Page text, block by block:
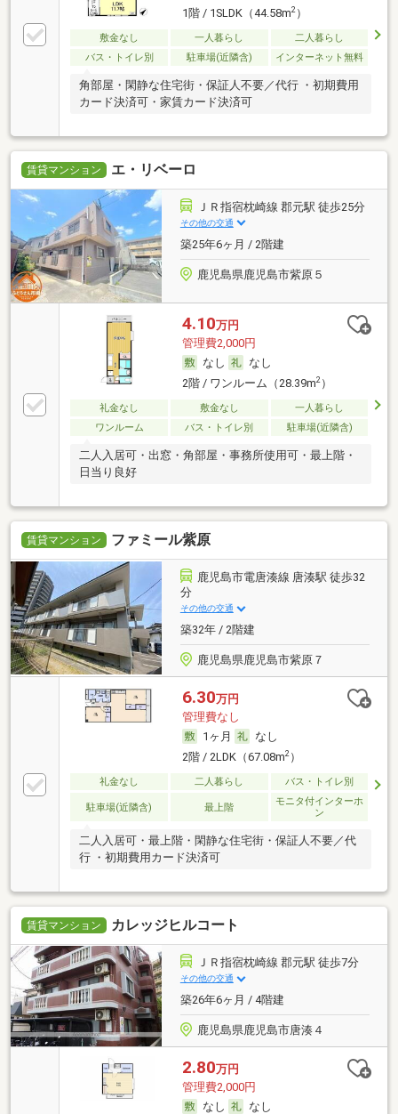
1階 / 1SLDK（44.58m2）
敷金なし 一人暮らし
二人暮らし
バス・トイレ別
駐車場(近隣含) インターネット無料
角部屋・閑静な住宅街・保証人不要／代行 ・初期費用
カード決済可・家賃カード決済可
賃貸マンション エ・リベーロ
ＪＲ指宿枕崎線 郡元駅 徒歩25分
その他の交通
築25年6ヶ月 / 2階建
鹿児島県鹿児島市紫原５
4.10万円
管理費2,000円
なし
なし
2階 / ワンルーム（28.39m2）
礼金なし 敷金なし
一人暮らし
ワンルーム
バス・トイレ別 駐車場(近隣含)
二人入居可・出窓・角部屋・事務所使用可・最上階・
日当り良好
賃貸マンション ファミール紫原
鹿児島市電唐湊線 唐湊駅 徒歩32
分
その他の交通
築32年 / 2階建
鹿児島県鹿児島市紫原７
6.30万円
管理費なし
1ヶ月
なし
2階 / 2LDK（67.08m2）
礼金なし 二人暮らし バス・トイレ別
駐車場(近隣含) 最上階
モニタ付インターホ
ン
二人入居可・最上階・閑静な住宅街・保証人不要／代
行 ・初期費用カード決済可
賃貸マンション カレッジヒルコート
ＪＲ指宿枕崎線 郡元駅 徒歩7分
その他の交通
築26年6ヶ月 / 4階建
鹿児島県鹿児島市唐湊４
2.80万円
管理費2,000円
なし
なし